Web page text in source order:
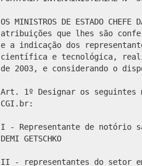
OS MINISTROS DE ESTADO
atribuições que lhes são
e a indicação dos
científica e tecnológica,
de 2003, e considerando o
Art. 1º Designar os seguintes
CGI.br:
I - Representante de notório
DEMI GETSCHKO
II - representantes do setor